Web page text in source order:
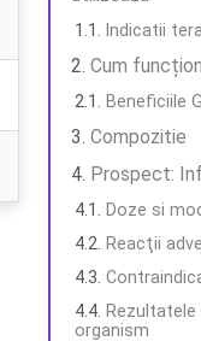
Indicatii
Cum
Beneficiile
Compozitie
Prospect:
Doze si
Reacţii
organism